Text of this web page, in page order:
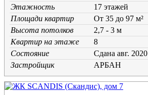
Этажность
17 этажей
Площади квартир
От 35 до 97 м²
Высота потолков
2,7 - 3 м
Квартир на этаже
8
Состояние
Cдана авг. 2020
Застройщик
АРБАН